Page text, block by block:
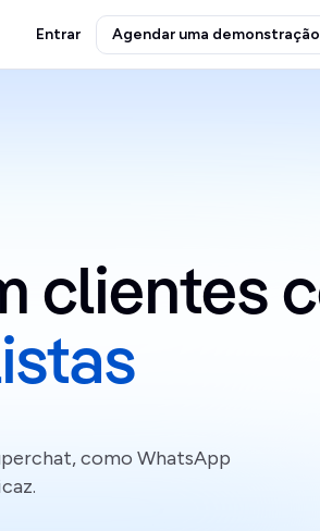
Entrar Agendar uma demonstração
como WhatsApp